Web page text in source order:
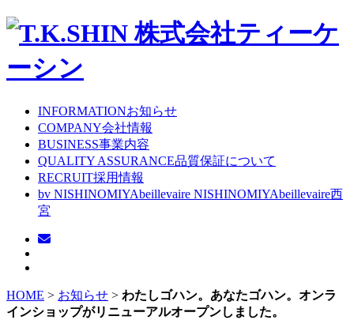
INFORMATIONお知らせ
COMPANY会社情報
BUSINESS事業内容
QUALITY ASSURANCE品質保証について
RECRUIT採用情報
bv NISHINOMIYAbeillevaire NISHINOMIYAbeillevaire西
宮
HOME > お知らせ > わたしゴハン。あなたゴハン。オンラ
インショップがリニューアルオープンしました。